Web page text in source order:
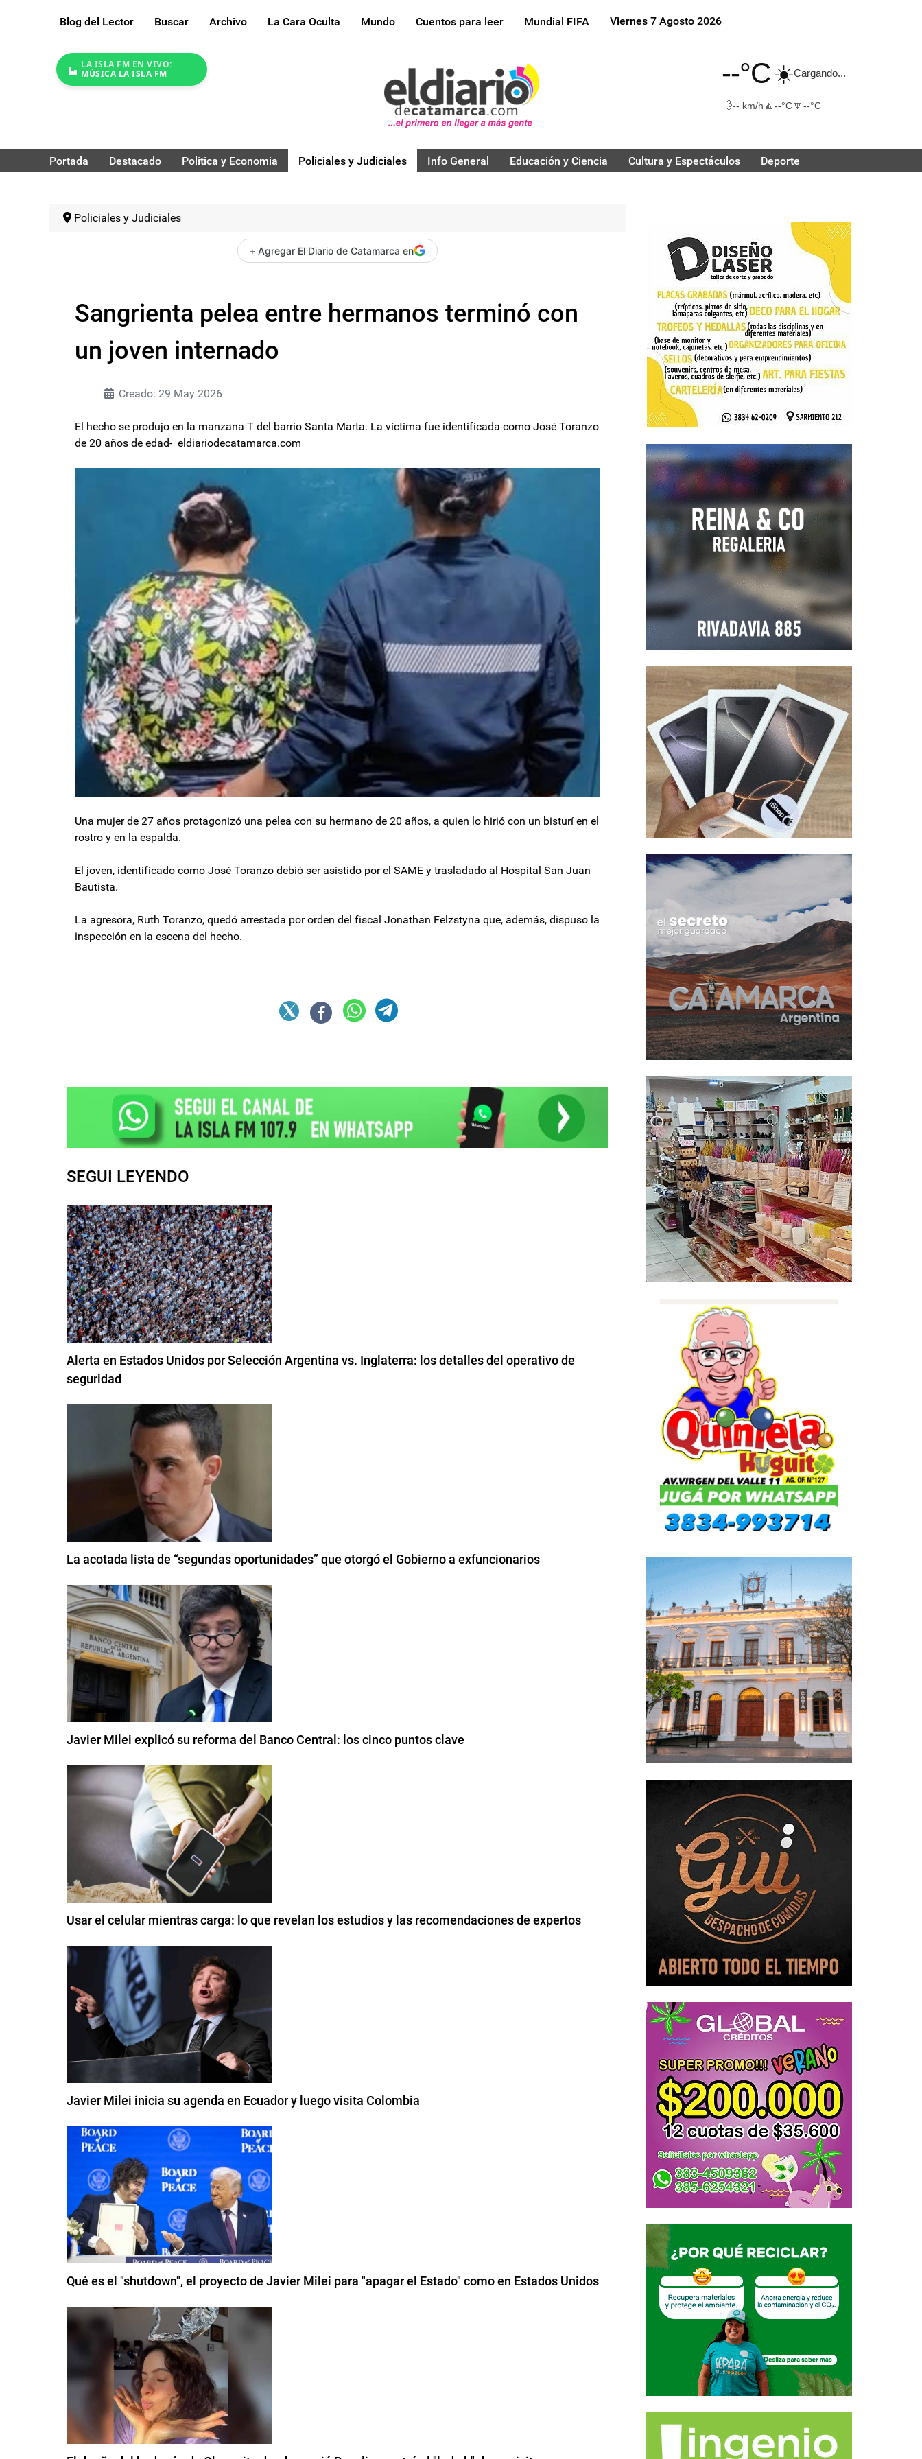
Blog del Lector Buscar Archivo La Cara Oculta Mundo Cuentos para leer Mundial FIFA Viernes 7 Agosto 2026
LA ISLA FM EN VIVO:
MÚSICA LA ISLA FM
--°C☀️Cargando...
💨-- km/h 🔼 --°C🔽 --°C
Portada Destacado Politica y Economia Policiales y Judiciales Info General Educación y Ciencia Cultura y Espectáculos Deporte
Policiales y Judiciales
+ Agregar El Diario de Catamarca en
Sangrienta pelea entre hermanos terminó con
un joven internado
Creado: 29 May 2026
El hecho se produjo en la manzana T del barrio Santa Marta. La víctima fue identificada como José Toranzo
de 20 años de edad- eldiariodecatamarca.com
Una mujer de 27 años protagonizó una pelea con su hermano de 20 años, a quien lo hirió con un bisturí en el
rostro y en la espalda.
El joven, identificado como José Toranzo debió ser asistido por el SAME y trasladado al Hospital San Juan
Bautista.
La agresora, Ruth Toranzo, quedó arrestada por orden del fiscal Jonathan Felzstyna que, además, dispuso la
inspección en la escena del hecho.
SEGUI LEYENDO
Alerta en Estados Unidos por Selección Argentina vs. Inglaterra: los detalles del operativo de
seguridad
La acotada lista de “segundas oportunidades” que otorgó el Gobierno a exfuncionarios
Javier Milei explicó su reforma del Banco Central: los cinco puntos clave
Usar el celular mientras carga: lo que revelan los estudios y las recomendaciones de expertos
Javier Milei inicia su agenda en Ecuador y luego visita Colombia
Qué es el "shutdown", el proyecto de Javier Milei para "apagar el Estado" como en Estados Unidos